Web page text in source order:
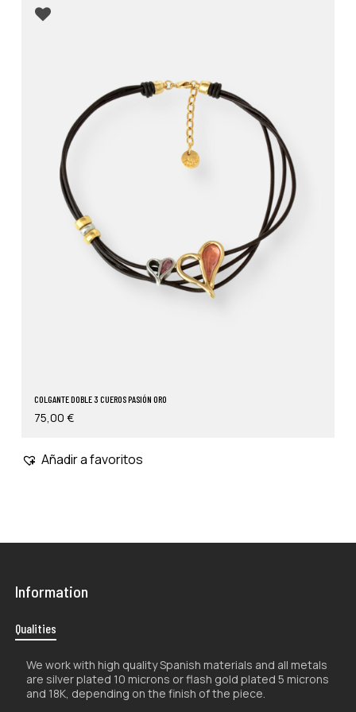
COLGANTE DOBLE 3 CUEROS PASIÓN ORO
75,00 €
Añadir a favoritos
Information
Qualities
We work with high quality Spanish materials and all metals
are silver plated 10 microns or flash gold plated 5 microns
and 18K, depending on the finish of the piece.